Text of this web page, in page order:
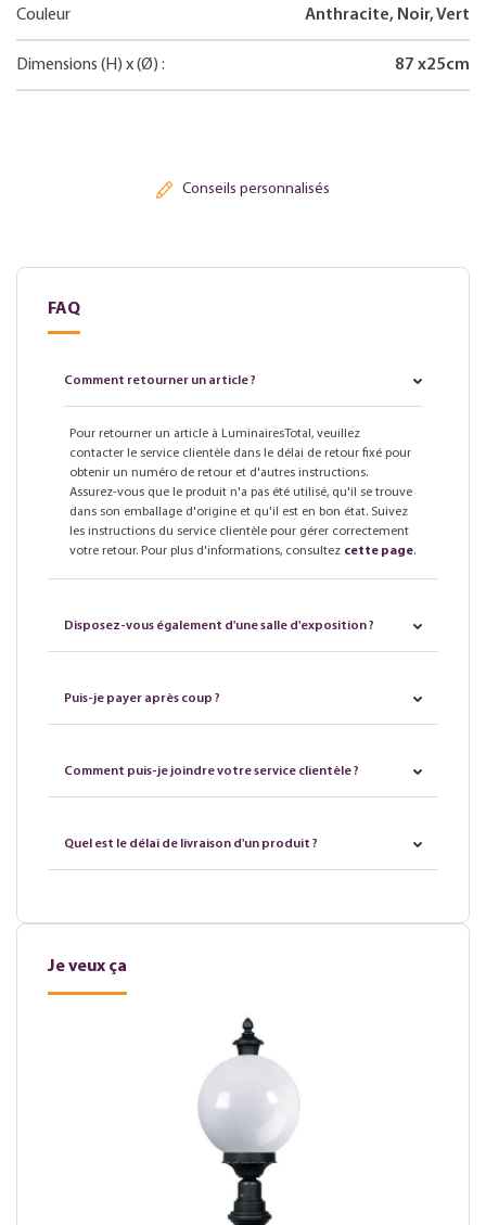
Couleur Anthracite, Noir, Vert
Dimensions (H) x(Ø) : 87 x25cm
Conseils personnalisés
FAQ
Comment retourner un article ?
Pour retourner un article à LuminairesTotal, veuillez
contacter le service clientèle dans le délai de retour fixé pour
obtenir un numéro de retour et d'autres instructions.
Assurez-vous que le produit n'a pas été utilisé, qu'il se trouve
dans son emballage d'origine et qu'il est en bon état. Suivez
les instructions du service clientèle pour gérer correctement
votre retour. Pour plus d'informations, consultez cette page.
Disposez-vous également d'une salle d'exposition ?
Puis-je payer après coup ?
Comment puis-je joindre votre service clientèle ?
Quel est le délai de livraison d'un produit ?
Je veux ça